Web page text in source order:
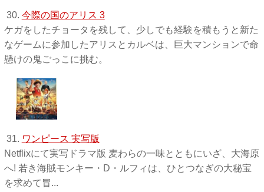
30. 今際の国のアリス 3
ケガをしたチョータを残して、少しでも経験を積もうと新た
なゲームに参加したアリスとカルベは、巨大マンションで命
懸けの鬼ごっこに挑む。
31. ワンピース 実写版
Netflixにて実写ドラマ版 麦わらの一味とともにいざ、大海原
へ! 若き海賊モンキー・D・ルフィは、ひとつなぎの大秘宝
を求めて冒...